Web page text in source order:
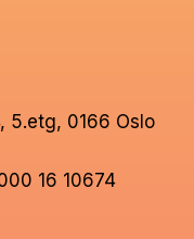
5.etg, 0166 Oslo
16 10674